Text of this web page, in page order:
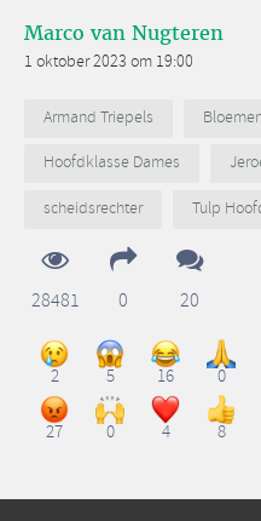
Marco van Nugteren
1 oktober 2023 om 19:00
Armand Triepels
Hoofdklasse Dames
scheidsrechter
Tulp
28481 0 20
2 5 16 0
27 0 4 8